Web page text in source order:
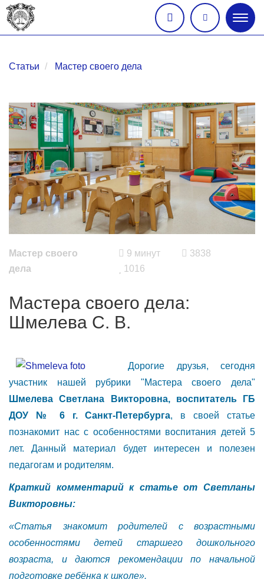
меню
Статьи Мастер своего дела
Мастер своего
дела
9 минут
3838
1016
Мастера своего дела:
Шмелева С. В.
Дорогие друзья, сегодня
участник нашей рубрики "Мастера своего дела"
Шмелева Светлана Викторовна, воспитатель ГБ
ДОУ № 6 г. Санкт-Петербурга, в своей статье
познакомит нас с особенностями воспитания детей 5
лет. Данный материал будет интересен и полезен
педагогам и родителям.
Краткий комментарий к статье от Светланы
Викторовны:
«Статья знакомит родителей с возрастными
особенностями детей старшего дошкольного
возраста, и даются рекомендации по начальной
подготовке ребёнка к школе».